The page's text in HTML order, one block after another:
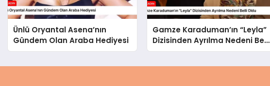
Ünlü Oryantal Asena’nın
Gündem Olan Araba Hediyesi
Gamze Karaduman’ın “Leyla”
Dizisinden Ayrılma Nedeni Belli
Oldu